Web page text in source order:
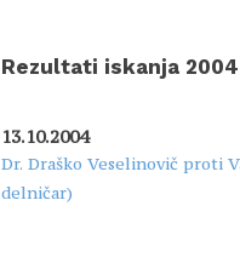
Rezultati iskanja 2004
13.10.2004
Dr. Draško Veselinovič proti
delničar)